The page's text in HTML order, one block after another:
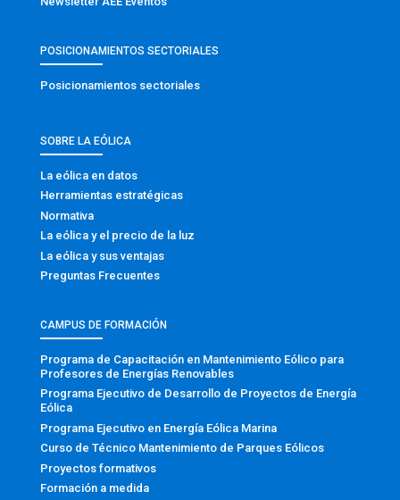
POSICIONAMIENTOS SECTORIALES
Posicionamientos sectoriales
SOBRE LA EÓLICA
La eólica en datos
Herramientas estratégicas
Normativa
La eólica y el precio de la luz
La eólica y sus ventajas
Preguntas Frecuentes
CAMPUS DE FORMACIÓN
Programa de Capacitación en Mantenimiento Eólico para
Profesores de Energías Renovables
Programa Ejecutivo de Desarrollo de Proyectos de Energía
Eólica
Programa Ejecutivo en Energía Eólica Marina
Curso de Técnico Mantenimiento de Parques Eólicos
Proyectos formativos
Formación a medida